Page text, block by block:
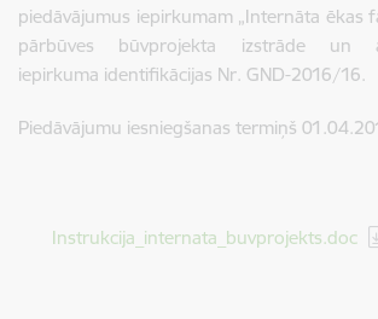
piedāvājumus iepirkumam „Internāta ēkas
pārbūves būvprojekta izstrāde un
iepirkuma identifikācijas Nr. GND-2016/16.
Piedāvājumu iesniegšanas termiņš
Lejupielādēt:
Instrukcija_internata_buvprojekts.doc